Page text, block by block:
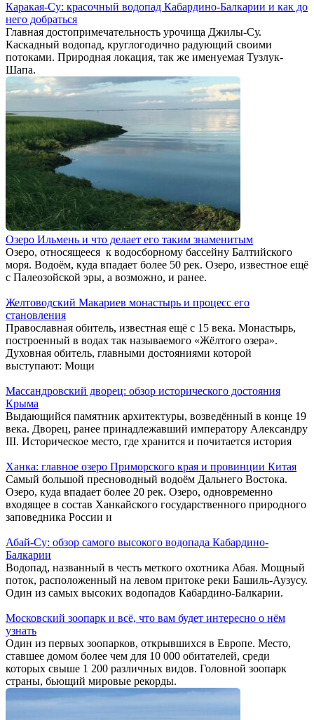
Каракая-Су: красочный водопад Кабардино-Балкарии и как до
него добраться
Главная достопримечательность урочища Джилы-Су.
Каскадный водопад, круглогодично радующий своими
потоками. Природная локация, так же именуемая Тузлук-
Шапа.
Озеро Ильмень и что делает его таким знаменитым
Озеро, относящееся к водосборному бассейну Балтийского
моря. Водоём, куда впадает более 50 рек. Озеро, известное ещё
с Палеозойской эры, а возможно, и ранее.
Желтоводский Макариев монастырь и процесс его
становления
Православная обитель, известная ещё с 15 века. Монастырь,
построенный в водах так называемого «Жёлтого озера».
Духовная обитель, главными достояниями которой
выступают: Мощи
Массандровский дворец: обзор исторического достояния
Крыма
Выдающийся памятник архитектуры, возведённый в конце 19
века. Дворец, ранее принадлежавший императору Александру
III. Историческое место, где хранится и почитается история
Ханка: главное озеро Приморского края и провинции Китая
Самый большой пресноводный водоём Дальнего Востока.
Озеро, куда впадает более 20 рек. Озеро, одновременно
входящее в состав Ханкайского государственного природного
заповедника России и
Абай-Су: обзор самого высокого водопада Кабардино-
Балкарии
Водопад, названный в честь меткого охотника Абая. Мощный
поток, расположенный на левом притоке реки Башиль-Аузусу.
Один из самых высоких водопадов Кабардино-Балкарии.
Московский зоопарк и всё, что вам будет интересно о нём
узнать
Один из первых зоопарков, открывшихся в Европе. Место,
ставшее домом более чем для 10 000 обитателей, среди
которых свыше 1 200 различных видов. Головной зоопарк
страны, бьющий мировые рекорды.